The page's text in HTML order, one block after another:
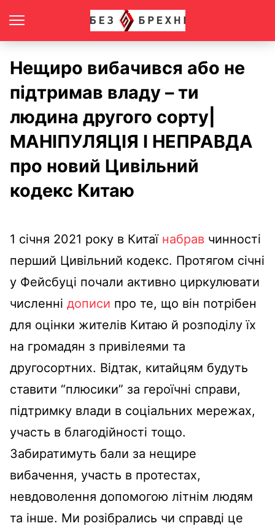
Нещиро вибачився або не
підтримав владу – ти
людина другого сорту|
МАНІПУЛЯЦІЯ І НЕПРАВДА
про новий Цивільний
кодекс Китаю
1 січня 2021 року в Китаї набрав чинності
перший Цивільний кодекс. Протягом січні
у Фейсбуці почали активно циркулювати
численні дописи про те, що він потрібен
для оцінки жителів Китаю й розподілу їх
на громадян з привілеями та
другосортних. Відтак, китайцям будуть
ставити “плюсики” за героїчні справи,
підтримку влади в соціальних мережах,
участь в благодійності тощо.
Забиратимуть бали за нещире
вибачення, участь в протестах,
невдоволення допомогою літнім людям
та інше. Ми розібрались чи справді це